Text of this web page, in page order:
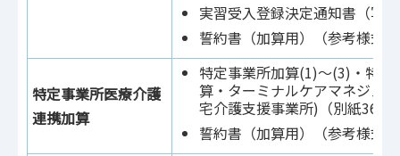
実習受入登録決定通知書（写）
誓約書（加算用）（参考様式
特定事業所医療介護
連携加算
特定事業所加算(1)～(3)・特
算・ターミナルケアマネジメ
宅介護支援事業所)（別紙36）
誓約書（加算用）（参考様式